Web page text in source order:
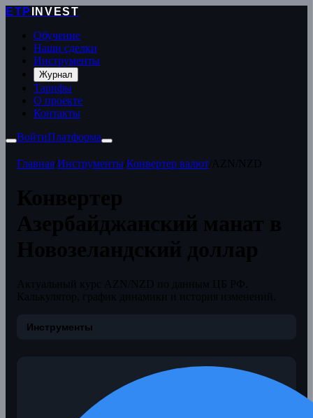
ETP
INVEST
Обучение
Наши сделки
Инструменты
Журнал
Тарифы
О проекте
Контакты
ВойтиПлатформа
Главная Инструменты Конвертер валют
Инструменты